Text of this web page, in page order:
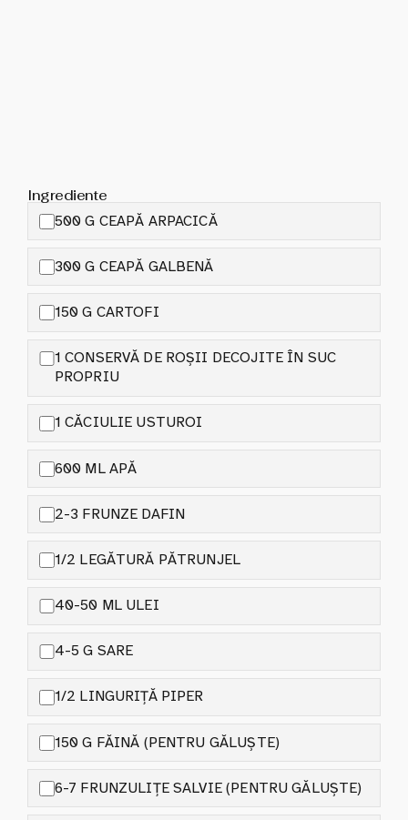
Ingrediente
500 G CEAPĂ ARPACICĂ
300 G CEAPĂ GALBENĂ
150 G CARTOFI
1 CONSERVĂ DE ROȘII DECOJITE ÎN SUC
PROPRIU
1 CĂCIULIE USTUROI
600 ML APĂ
2-3 FRUNZE DAFIN
1/2 LEGĂTURĂ PĂTRUNJEL
40-50 ML ULEI
4-5 G SARE
1/2 LINGURIȚĂ PIPER
150 G FĂINĂ (PENTRU GĂLUȘTE)
6-7 FRUNZULIȚE SALVIE (PENTRU GĂLUȘTE)